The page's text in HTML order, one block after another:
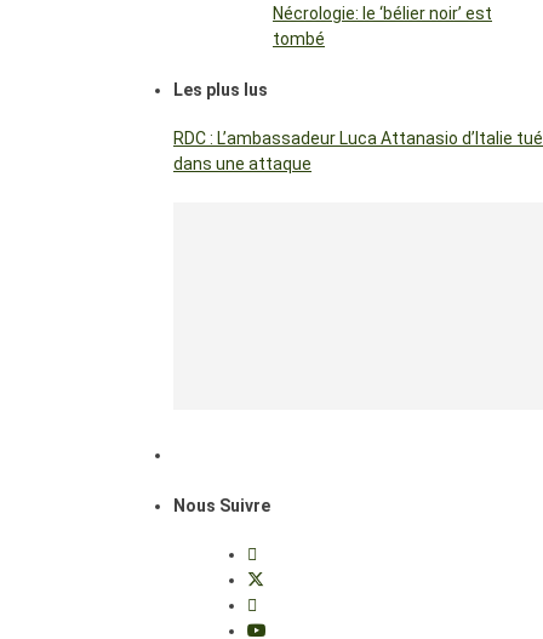
Nécrologie: le ‘bélier noir’ est
tombé
Les plus lus
RDC : L’ambassadeur Luca Attanasio d’Italie tué
dans une attaque
Nous Suivre